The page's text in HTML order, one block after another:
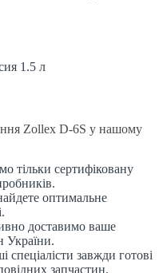
1.5 л
Zollex D-6S у нашому
тільки сертифіковану
оптимальне
доставимо ваше
України.
спеціалісти завжди готові
запчастин.